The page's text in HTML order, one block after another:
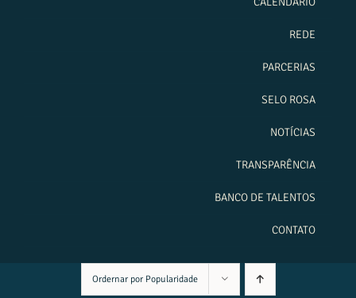
REDE
PARCERIAS
SELO ROSA
NOTÍCIAS
TRANSPARÊNCIA
BANCO DE TALENTOS
CONTATO
Ordernar por Popularidade